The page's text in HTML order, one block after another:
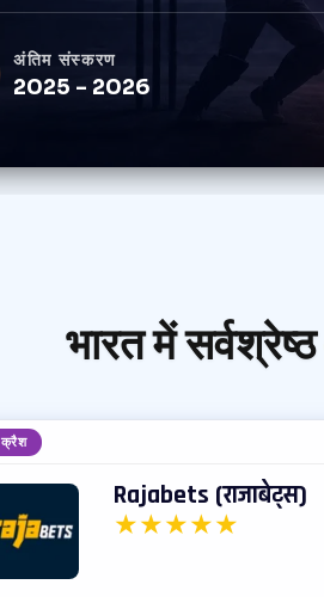
अंतिम संस्करण
2025 - 2026
भारत में सर्वश्रेष्ठ
क्रैश
Rajabets (राजाबेट्स)
★★★★★